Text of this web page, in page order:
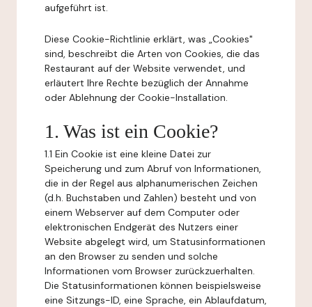
aufgeführt ist.
Diese Cookie-Richtlinie erklärt, was „Cookies"
sind, beschreibt die Arten von Cookies, die das
Restaurant auf der Website verwendet, und
erläutert Ihre Rechte bezüglich der Annahme
oder Ablehnung der Cookie-Installation.
1. Was ist ein Cookie?
1.1 Ein Cookie ist eine kleine Datei zur
Speicherung und zum Abruf von Informationen,
die in der Regel aus alphanumerischen Zeichen
(d.h. Buchstaben und Zahlen) besteht und von
einem Webserver auf dem Computer oder
elektronischen Endgerät des Nutzers einer
Website abgelegt wird, um Statusinformationen
an den Browser zu senden und solche
Informationen vom Browser zurückzuerhalten.
Die Statusinformationen können beispielsweise
eine Sitzungs-ID, eine Sprache, ein Ablaufdatum,